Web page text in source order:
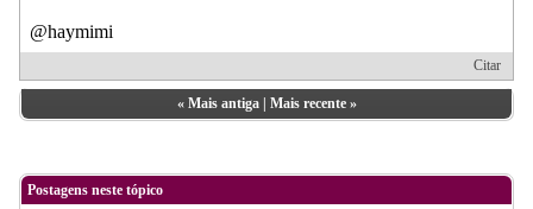
@haymimi
Citar
« Mais antiga| Mais recente»
Postagens neste tópico